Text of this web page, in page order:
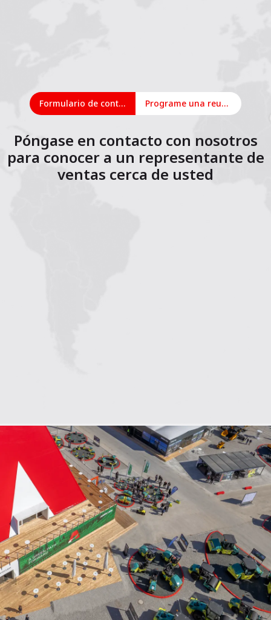
Formulario de contacto Programe una reunión en línea
Póngase en contacto con nosotros
para conocer a un representante de
ventas cerca de usted